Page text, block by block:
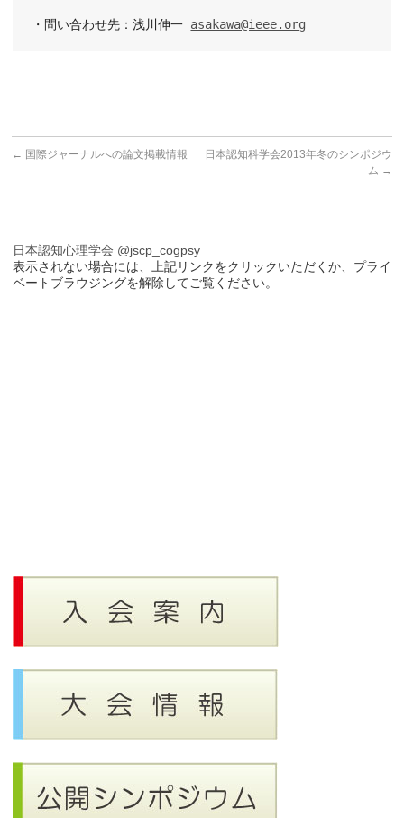
・問い合わせ先：浅川伸一 asakawa@ieee.org
← 国際ジャーナルへの論文掲載情報
日本認知科学会2013年冬のシンポジウ
ム →
日本認知心理学会 @jscp_cogpsy
表示されない場合には、上記リンクをクリックいただくか、プライ
ベートブラウジングを解除してご覧ください。